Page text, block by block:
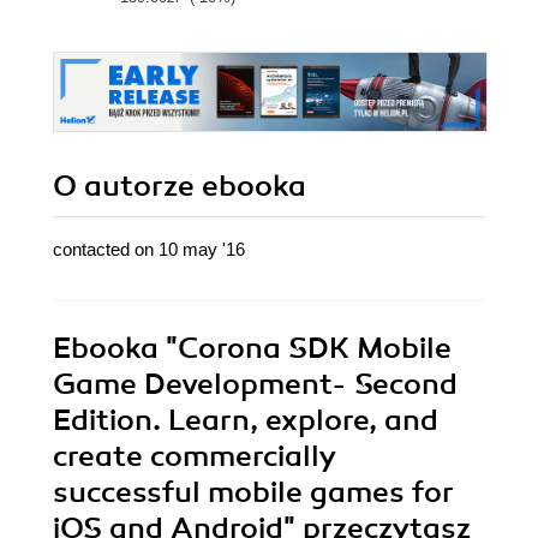
everything from
game physics to
successful
marketing
O autorze ebooka
contacted on 10 may '16
Ebooka "Corona SDK Mobile
Game Development- Second
Edition. Learn, explore, and
create commercially
successful mobile games for
iOS and Android" przeczytasz